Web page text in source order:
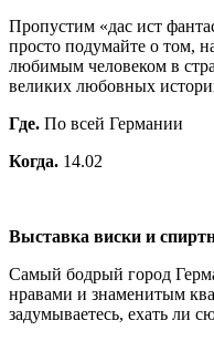
Пропустим «дас ист
просто подумайте о том,
любимым человеком в
великих любовных
Где. По всей Германии
Когда. 14.02
Выставка виски и
Самый бодрый город
нравами и знаменитым
задумываетесь, ехать ли